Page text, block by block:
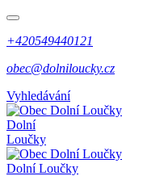
+420549440121
obec@dolniloucky.cz
Vyhledávání
Dolní
Loučky
Dolní Loučky